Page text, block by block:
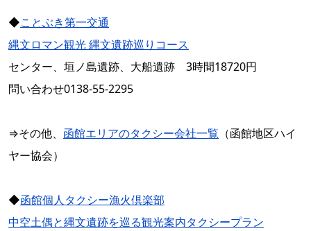
◆ことぶき第一交通
縄文ロマン観光 縄文遺跡巡りコース
センター、垣ノ島遺跡、大船遺跡 3時間18720円
問い合わせ0138-55-2295
⇒その他、 函館エリアのタクシー会社一覧 （函館地区ハイ
ヤー協会）
◆函館個人タクシー漁火倶楽部
中空土偶と縄文遺跡を巡る観光案内タクシープラン